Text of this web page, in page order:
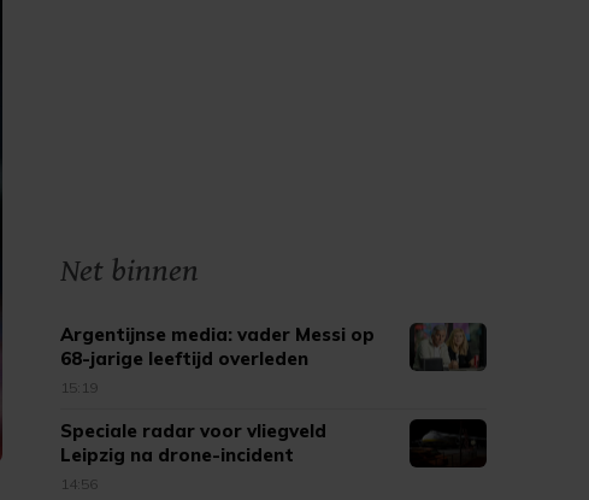
Net binnen
Argentijnse media: vader Messi op
68-jarige leeftijd overleden
15:19
Speciale radar voor vliegveld
Leipzig na drone-incident
14:56